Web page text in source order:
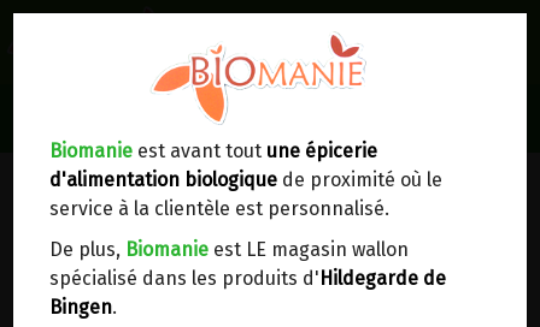
Biomanie est avant tout une épicerie
d'alimentation biologique de proximité où le
service à la clientèle est personnalisé.
De plus, Biomanie est LE magasin wallon
spécialisé dans les produits d' Hildegarde de
Bingen.
Lieux de réception/livraison
Livraison à votre domicile
Nous envoyons votre commande à votre
domicile enBelgique, France, Luxembourg,
Royaume-Uni, Suisse, Pays-Bas, Portugal,
Espagne. Pour d'autres pays, merci de nous
contacter.